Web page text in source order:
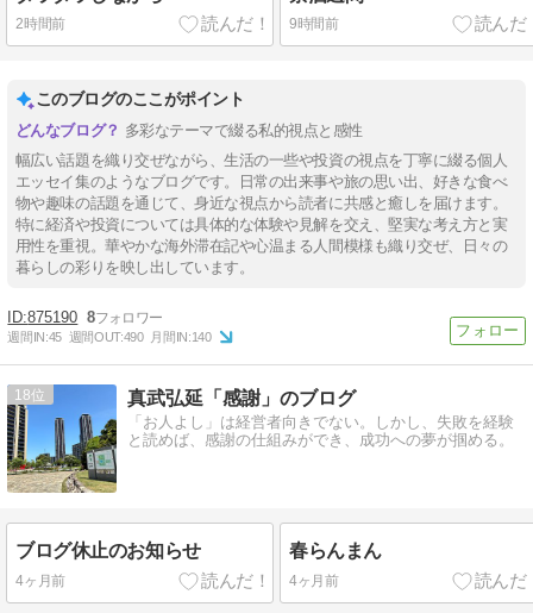
2時間前 9時間前
このブログのここがポイント
多彩なテーマで綴る私的視点と感性
幅広い話題を織り交ぜながら、生活の一些や投資の視点を丁寧に綴る個人
エッセイ集のようなブログです。日常の出来事や旅の思い出、好きな食べ
物や趣味の話題を通じて、身近な視点から読者に共感と癒しを届けます。
特に経済や投資については具体的な体験や見解を交え、堅実な考え方と実
用性を重視。華やかな海外滞在記や心温まる人間模様も織り交ぜ、日々の
暮らしの彩りを映し出しています。
875190 8
週間IN:45 週間OUT:490 月間IN:140
18 真武弘延「感謝」のブログ
「お人よし」は経営者向きでない。しかし、失敗を経験
と読めば、感謝の仕組みができ、成功への夢が掴める。
ブログ休止のお知らせ
4ヶ月前
春らんまん
4ヶ月前